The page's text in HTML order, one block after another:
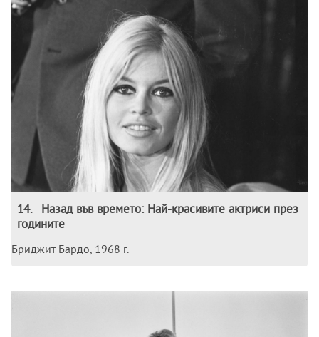
14.
Назад във времето: Най-красивите актриси през
годините
Бриджит Бардо, 1968 г.